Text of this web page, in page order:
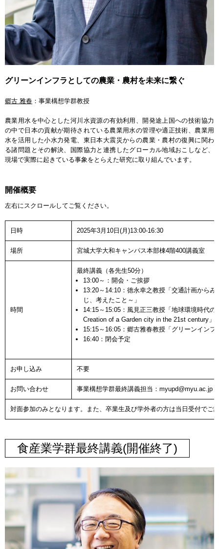
グリーンインフラとしての農業・農村を未来に繋ぐ
郷古 雅春 ：事業構想学群教授
農業用水を中心とした河川水資源の有効利用、開発途上国への技術協力
の中で日本の貢献が期待されている農業用水の管理や適正技術、農業用
水を活用した小水力発電、東日本大震災からの農業・農村の復興に関わ
る諸問題とその解決、国際協力と連携したグローカル地域おこしなど、
現場で実際に起きている事象をとらえた研究に取り組んでいます。
開催概要
左右にスクロールしてご覧ください。
日時 2025年3月10日(月)13:00-16:30
場所 宮城大学大和キャンパス本部棟4階400講義室
時間
最終講義（各先生50分）
13:00～：開会・ご挨拶
13:20～14:10：徳永幸之教授「交通計画から
じ、考えたこと～」
14:15～15:05：風見正三教授「地球環境時代
Creation of a Garden city in the 21st century」
15:15～16:05：郷古雅春教授「グリーンイン
16:40：閉会予定
お申し込み 不要
お問い合わせ 事業構想学群最終講義担当：myupd@myu.ac.jp
対面参加のみとなります。また、卒業生及び学外者の方は当日受付でご
食産業学群最終講義(開催終了)